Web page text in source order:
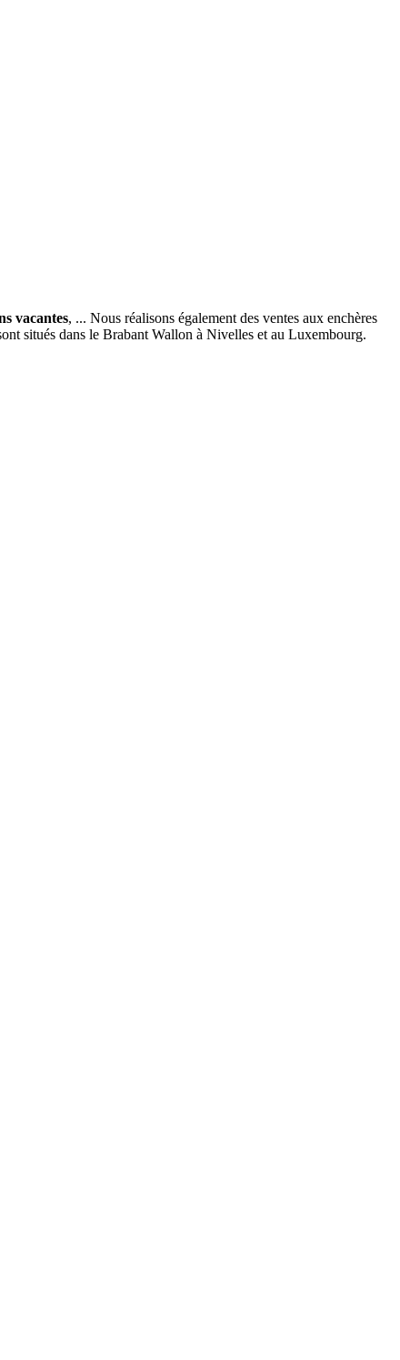
vacantes, ... Nous réalisons également des ventes aux enchères
situés dans le Brabant Wallon à Nivelles et au Luxembourg.